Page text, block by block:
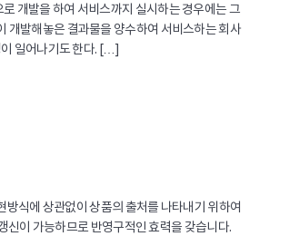
개발을 하여 서비스까지 실시하는 경우에는 그
개발해놓은 결과물을 양수하여 서비스하는 회사
이 일어나기도 한다. […]
식에 상관없이 상품의 출처를 나타내기 위하여
이 가능하므로 반영구적인 효력을 갖습니다.